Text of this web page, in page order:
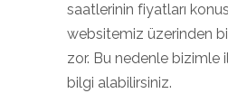
saatlerinin fiyatları
websitemiz üzerinden
zor. Bu nedenle bizimle
bilgi alabilirsiniz.